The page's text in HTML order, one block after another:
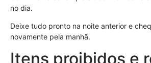
no dia.
Deixe tudo pronto na noite anterior e
novamente pela manhã.
Itens proibidos e